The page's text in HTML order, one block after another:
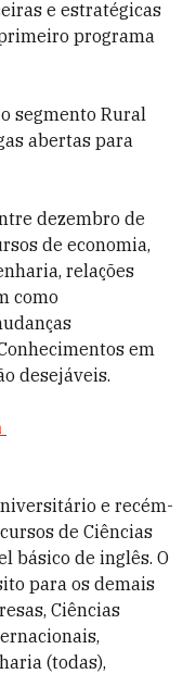
e estratégicas
programa
segmento Rural
abertas para
dezembro de
de economia,
relações
como
em
desejáveis.
e recém-
de Ciências
básico de inglês. O
para os demais
Ciências
(todas),